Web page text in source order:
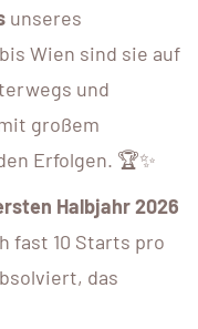
unseres
Wien sind sie auf
und
großem
Erfolgen. 🏆✨
Halbjahr 2026
fast 10 Starts pro
das